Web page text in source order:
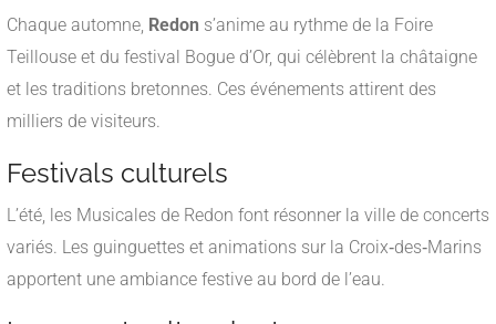
Chaque automne, Redon s’anime au rythme de la Foire
Teillouse et du festival Bogue d’Or, qui célèbrent la châtaigne
et les traditions bretonnes. Ces événements attirent des
milliers de visiteurs.
Festivals culturels
L’été, les Musicales de Redon font résonner la ville de concerts
variés. Les guinguettes et animations sur la Croix‑des‑Marins
apportent une ambiance festive au bord de l’eau.